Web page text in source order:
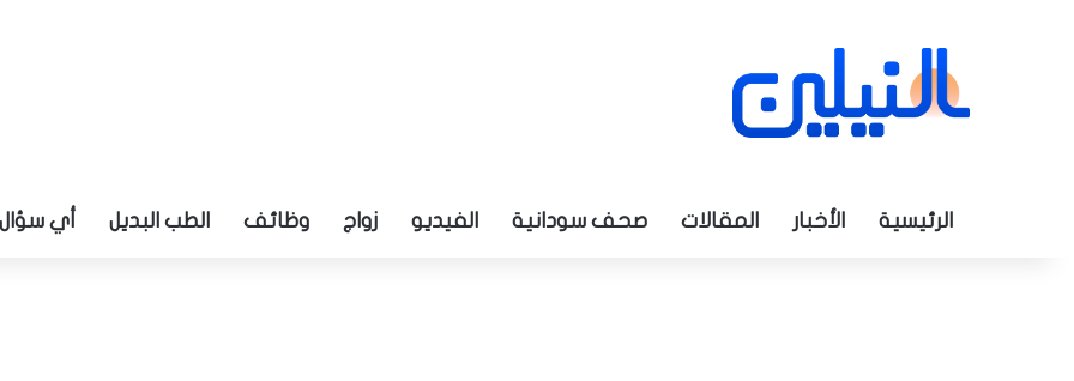
الرئيسية الأخبار المقالات صحف سودانية الفيديو زواج وظائف الطب البديل أي سؤال